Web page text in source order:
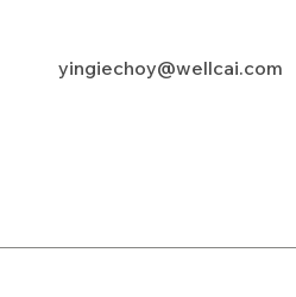
yingiechoy@wellcai.com